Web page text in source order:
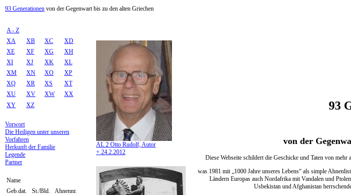
93 Generationen von der Gegenwart bis zu den alten Griechen
A - Z
XA
XB XC
XD
XE
XF XG
XH
XI
XJ XK
XL
XM
XN XO
XP
XQ
XR XS
XT
XU
XV XW
XX
XY
XZ
Vorwort
Die Heiligen unter unseren
Vorfahren
Herkunft der Familie
Legende
Partner
Name
Geb.dat.
St./Bld. Ahnennr.
AL 2 Otto Rudolf, Autor
+ 24.2.2012
93
von der
Diese Webseite schildert die Geschicke und Taten von
was 1981 mit „1000 Jahre unseres Lebens“ als simple
Ländern Europas auch Nordafrika mit Vandalen und
Usbekistan und Afghanistan